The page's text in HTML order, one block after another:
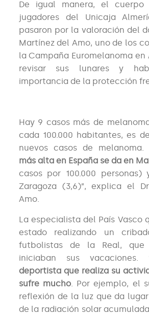
De igual manera, el
jugadores del Unicaja
pasaron por la valoración del
Martínez del Amo, uno de los
la Campaña Euromelanoma en
revisar sus lunares y
importancia de la protección
Hay 9 casos más de
cada 100.000 habitantes, es
nuevos casos de melanoma.
más alta en España se da en
casos por 100.000
Zaragoza (3,6)”, explica el
Amo.
La especialista del País Vasco
estado realizando un
futbolistas de la Real, que
iniciaban sus vacaciones.
deportista que realiza su
sufre mucho. Por ejemplo, el
reflexión de la luz que da
de la radiación solar